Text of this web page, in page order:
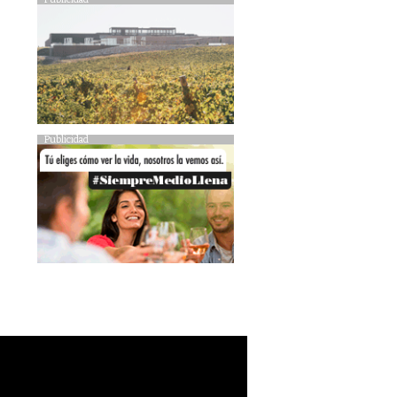
Publicidad